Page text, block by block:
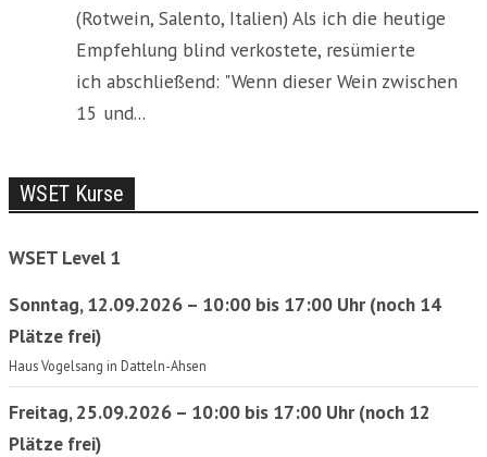
(Rotwein, Salento, Italien) Als ich die heutige
Empfehlung blind verkostete, resümierte
ich abschließend: "Wenn dieser Wein zwischen
15 und...
WSET Kurse
WSET Level 1
Sonntag, 12.09.2026 – 10:00 bis 17:00 Uhr (noch 14
Plätze frei)
Haus Vogelsang in Datteln-Ahsen
Freitag, 25.09.2026 – 10:00 bis 17:00 Uhr (noch 12
Plätze frei)